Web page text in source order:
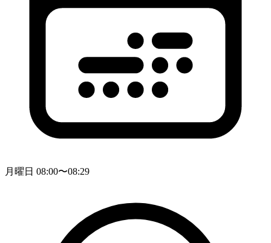
月曜日 08:00〜08:29